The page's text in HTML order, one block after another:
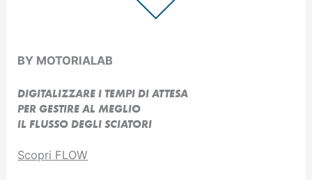
BY MOTORIALAB
DIGITALIZZARE I TEMPI DI ATTESA
PER GESTIRE AL MEGLIO
IL FLUSSO DEGLI SCIATORI
Scopri FLOW